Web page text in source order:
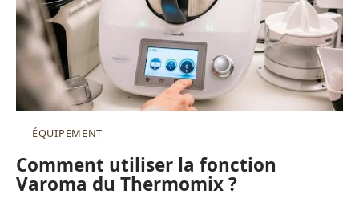
ÉQUIPEMENT
Comment utiliser la fonction
Varoma du Thermomix ?